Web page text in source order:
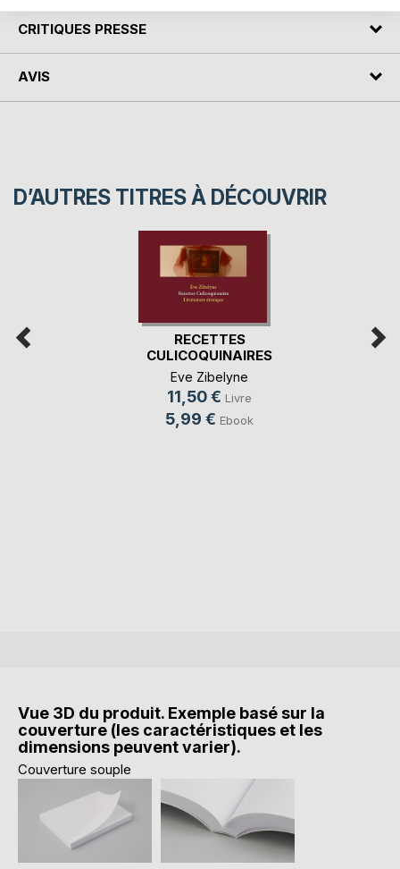
CRITIQUES PRESSE
AVIS
D’AUTRES TITRES À DÉCOUVRIR
RECETTES
CULICOQUINAIRES
Eve Zibelyne
11,50 € Livre
5,99 € Ebook
Vue 3D du produit. Exemple basé sur la
couverture (les caractéristiques et les
dimensions peuvent varier).
Couverture souple